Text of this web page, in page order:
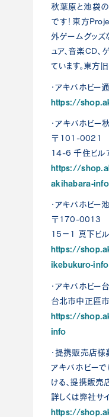
秋葉原と池袋
です！東方
外ゲームグッズ
ュア、音楽CD、
ています。東方
・アキバホビー
https://
・アキバホビー
〒101-0021
14-6 千住ビル
https://
akihabara-info
・アキバホビー
〒170-0013
15−1 真下ビ
https://
ikebukuro-info
・アキバホビー
台北市中正區
https://
info
・提携販売店様
アキバホビー
ける、提携販売
詳しくは弊社サ
https://